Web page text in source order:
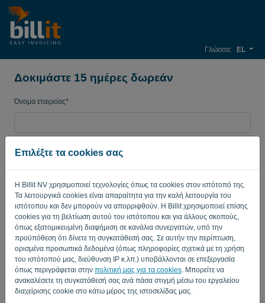
Επιλέξτε τα cookies σας
Η Billit NV χρησιμοποιεί τεχνολογίες όπως τα cookies στον ιστότοπό της.
Τα λειτουργικά cookies είναι απαραίτητα για την καλή λειτουργία του
ιστότοπου και δεν μπορούν να απορριφθούν. Η Billit χρησιμοποιεί επίσης
cookies για τη βελτίωση αυτού του ιστότοπου και για άλλους σκοπούς,
όπως εξατομικευμένη διαφήμιση σε κανάλια συνεργατών, υπό την
προϋπόθεση ότι δίνετε τη συγκατάθεσή σας. Σε αυτήν την περίπτωση,
ορισμένα προσωπικά δεδομένα (όπως πληροφορίες σχετικά με τη χρήση
του ιστότοπού μας, διεύθυνση IP κ.λπ.) υποβάλλονται σε επεξεργασία
όπως περιγράφεται στην πολιτική μας για τα cookies . Μπορείτε να
ανακαλέσετε τη συγκατάθεσή σας ανά πάσα στιγμή μέσω του εργαλείου
διαχείρισης cookie στο κάτω μέρος της ιστοσελίδας μας.
Γλώσσα: EL
Δοκιμάστε 15 ημέρες δωρεάν
Όνομα εταιρείας*
Κωδικός πρόσβασης
Χώρα
Ναι, μπορώ να στείλω ενημερώσεις προϊόντων μου..
Ναι, μπορείτε να μου στείλετε ενημερώσεις μάρκετινγκ.